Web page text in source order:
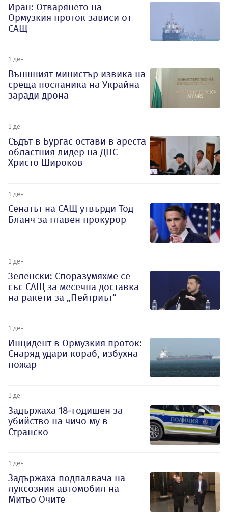
Иран: Отварянето на
Ормузкия проток зависи от
САЩ
1 ден
Външният министър извика на
среща посланика на Украйна
заради дрона
1 ден
Съдът в Бургас остави в ареста
областния лидер на ДПС
Христо Широков
1 ден
Сенатът на САЩ утвърди Тод
Бланч за главен прокурор
1 ден
Зеленски: Споразумяхме се
със САЩ за месечна доставка
на ракети за „Пейтриът“
1 ден
Инцидент в Ормузкия проток:
Снаряд удари кораб, избухна
пожар
1 ден
Задържаха 18-годишен за
убийство на чичо му в
Странско
1 ден
Задържаха подпалвача на
луксозния автомобил на
Митьо Очите